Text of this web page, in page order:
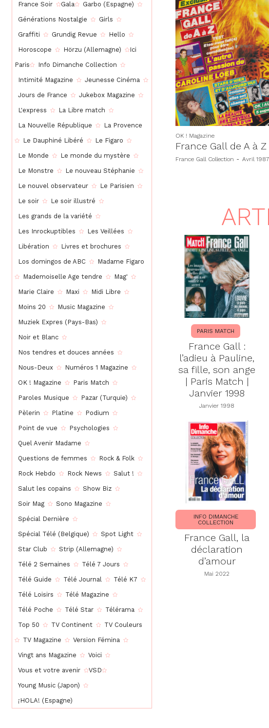
France Soir Gala Garbo (Espagne)
Générations Nostalgie Girls
Graffiti Grundig Revue Hello
Horoscope Hörzu (Allemagne) Ici
Paris Info Dimanche Collection
Intimité Magazine Jeunesse Cinéma
Jours de France Jukebox Magazine
L'express La Libre match
La Nouvelle République La Provence
Le Dauphiné Libéré Le Figaro
Le Monde Le monde du mystère
Le Monstre Le nouveau Stéphanie
Le nouvel observateur Le Parisien
Le soir Le soir illustré
Les grands de la variété
Les Inrockuptibles Les Veillées
Libération Livres et brochures
Los domingos de ABC Madame Figaro
Mademoiselle Age tendre Mag'
Marie Claire Maxi Midi Libre
Moins 20 Music Magazine
Muziek Expres (Pays-Bas)
Noir et Blanc
Nos tendres et douces années
Nous-Deux Numéros 1 Magazine
OK ! Magazine Paris Match
Paroles Musique Pazar (Turquie)
Pèlerin Platine Podium
Point de vue Psychologies
Quel Avenir Madame
Questions de femmes Rock & Folk
Rock Hebdo Rock News Salut !
Salut les copains Show Biz
Soir Mag Sono Magazine
Spécial Dernière
Spécial Télé (Belgique) Spot Light
Star Club Strip (Allemagne)
Télé 2 Semaines Télé 7 Jours
Télé Guide Télé Journal Télé K7
Télé Loisirs Télé Magazine
Télé Poche Télé Star Télérama
Top 50 TV Continent TV Couleurs
TV Magazine Version Fémina
Vingt ans Magazine Voici
Vous et votre avenir VSD
Young Music (Japon)
¡HOLA! (Espagne)
OK ! Magazine
France Gall de A à Z
France Gall Collection - Avril 1987
PARIS MATCH
France Gall :
l’adieu à Pauline,
sa fille, son ange
| Paris Match |
Janvier 1998
Janvier 1998
INFO DIMANCHE
COLLECTION
France Gall, la
déclaration
d’amour
Mai 2022